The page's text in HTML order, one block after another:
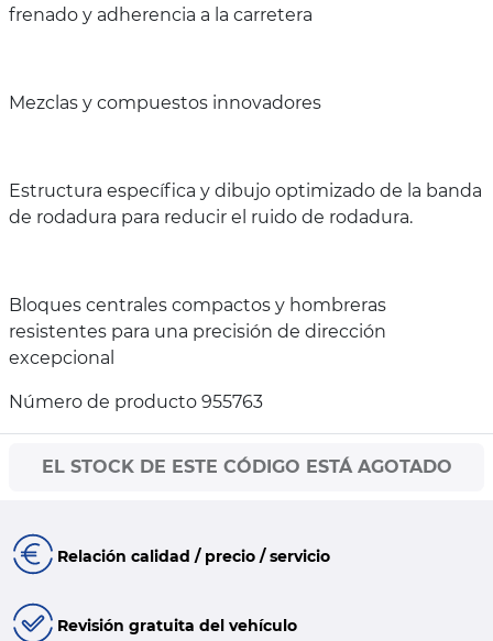
frenado y adherencia a la carretera
Mezclas y compuestos innovadores
Estructura específica y dibujo optimizado de la banda
de rodadura para reducir el ruido de rodadura.
Bloques centrales compactos y hombreras
resistentes para una precisión de dirección
excepcional
Número de producto 955763
EL STOCK DE ESTE CÓDIGO ESTÁ AGOTADO
Relación calidad / precio / servicio
Revisión gratuita del vehículo